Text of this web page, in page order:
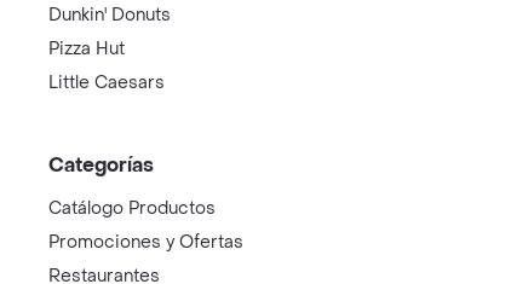
Dunkin' Donuts
Pizza Hut
Little Caesars
Categorías
Catálogo Productos
Promociones y Ofertas
Restaurantes